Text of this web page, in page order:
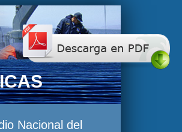
Nacional del